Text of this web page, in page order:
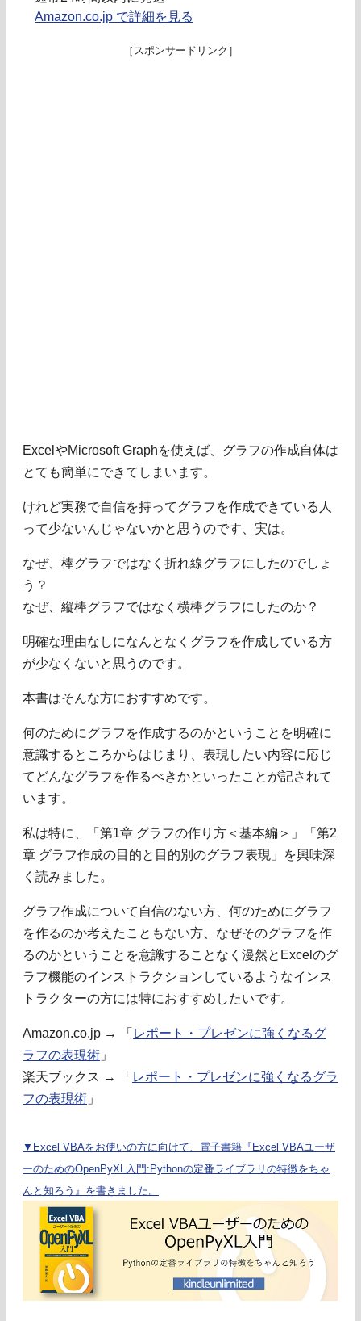
Amazon.co.jp で詳細を見る
［スポンサードリンク］
ExcelやMicrosoft Graphを使えば、グラフの作成自体は
とても簡単にできてしまいます。
けれど実務で自信を持ってグラフを作成できている人
って少ないんじゃないかと思うのです、実は。
なぜ、棒グラフではなく折れ線グラフにしたのでしょ
う？
なぜ、縦棒グラフではなく横棒グラフにしたのか？
明確な理由なしになんとなくグラフを作成している方
が少なくないと思うのです。
本書はそんな方におすすめです。
何のためにグラフを作成するのかということを明確に
意識するところからはじまり、表現したい内容に応じ
てどんなグラフを作るべきかといったことが記されて
います。
私は特に、「第1章 グラフの作り方＜基本編＞」「第2
章 グラフ作成の目的と目的別のグラフ表現」を興味深
く読みました。
グラフ作成について自信のない方、何のためにグラフ
を作るのか考えたこともない方、なぜそのグラフを作
るのかということを意識することなく漫然とExcelのグ
ラフ機能のインストラクションしているようなインス
トラクターの方には特におすすめしたいです。
Amazon.co.jp → 「 レポート・プレゼンに強くなるグ
ラフの表現術 」
楽天ブックス → 「 レポート・プレゼンに強くなるグラ
フの表現術 」
▼Excel VBAをお使いの方に向けて、電子書籍『Excel VBAユーザ
ーのためのOpenPyXL入門:Pythonの定番ライブラリの特徴をちゃ
んと知ろう』を書きました。